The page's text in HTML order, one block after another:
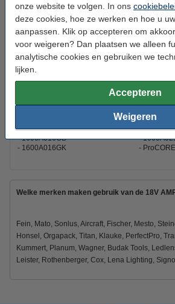
onze website te volgen. In ons
deze cookies, hoe ze werken en hoe u
aanpassen. Klik op accepteren om
voor weigeren? Dan plaatsen we alleen
analytische cookies en gebruiken we
lijken.
Accepteren
Weigeren
Aantal:
Extra info: Uw oude apparaat
Veiligheidsinformatieblad:
Dit product vervangt partnummers:
1600A013H1
1600A016GB
1600A016GK
Welke merken maken gebruik van de 18V
Fein, Mato, Sonlus, Aircraft, Fischer, Mesto,
Honsel, Orgapack, Titan, Klauke, PerfectPro,
Kummert, Planum, Wagner, Budak Tools,
Leister, Rothenberger, Cox, Lena Lighting,